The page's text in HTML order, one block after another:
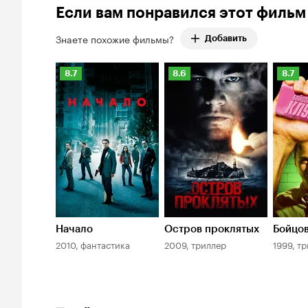
оценок:
94%
Если вам понравился этот фильм
Знаете похожие фильмы? Добавить
Рейтинг
Кинопоиска
8.7
8.7
Начало
2010, фантастика
Рейтинг
Кинопоиска
8.6
Остров проклятых
2009, триллер
8.7
8.7
1999,